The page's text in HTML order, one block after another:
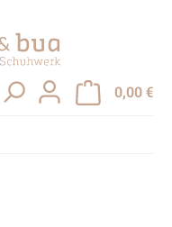
0,00 €